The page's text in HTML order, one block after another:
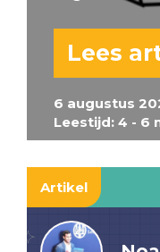
6 augustus
Leestijd: 4 - 6
Lees
Artikel